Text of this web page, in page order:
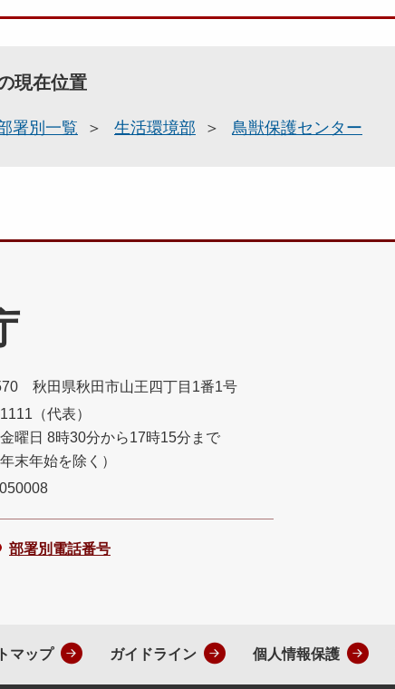
現在位置
署別一覧 生活環境部 鳥獣保護センター
秋田県秋田市山王四丁目1番1号
（代表）
曜日 8時30分から17時15分まで
末年始を除く）
部署別電話番号
マップ ガイドライン 個人情報保護